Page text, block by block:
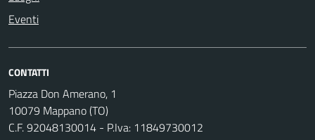
Eventi
CONTATTI
Piazza Don Amerano, 1
10079 Mappano (TO)
C.F. 92048130014 - P.Iva: 11849730012